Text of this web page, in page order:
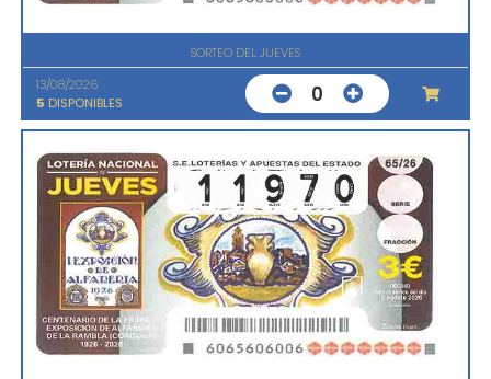
SORTEO DEL JUEVES
13/08/2026
5 DISPONIBLES 0